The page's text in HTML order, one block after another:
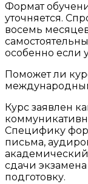
Формат
уточняется.
восемь
особенно если
Поможет ли
Курс заявлен
Специфику
письма,
сдачи
подготовку.